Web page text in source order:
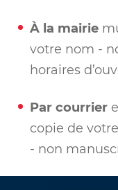
À la mairie
votre nom -
horaires
Par courrier
copie de
- non